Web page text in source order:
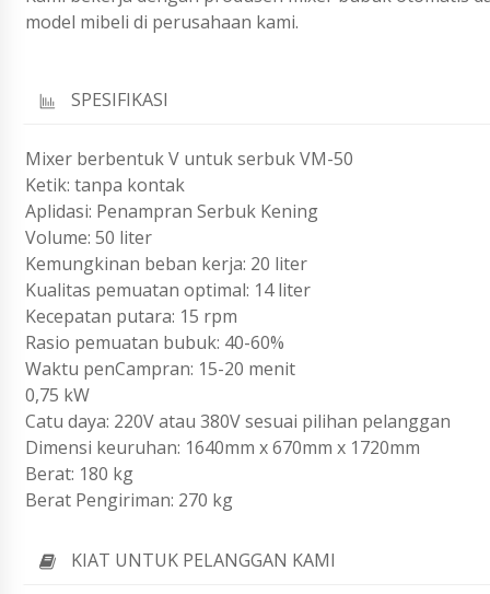
model mibeli di perusahaan kami.
SPESIFIKASI
Mixer berbentuk V untuk serbuk VM-50
Ketik: tanpa kontak
Aplidasi: Penampran Serbuk Kening
Volume: 50 liter
Kemungkinan beban kerja: 20 liter
Kualitas pemuatan optimal: 14 liter
Kecepatan putara: 15 rpm
Rasio pemuatan bubuk: 40-60%
Waktu penCampran: 15-20 menit
0,75 kW
Catu daya: 220V atau 380V sesuai pilihan pelanggan
Dimensi keuruhan: 1640mm x 670mm x 1720mm
Berat: 180 kg
Berat Pengiriman: 270 kg
KIAT UNTUK PELANGGAN KAMI